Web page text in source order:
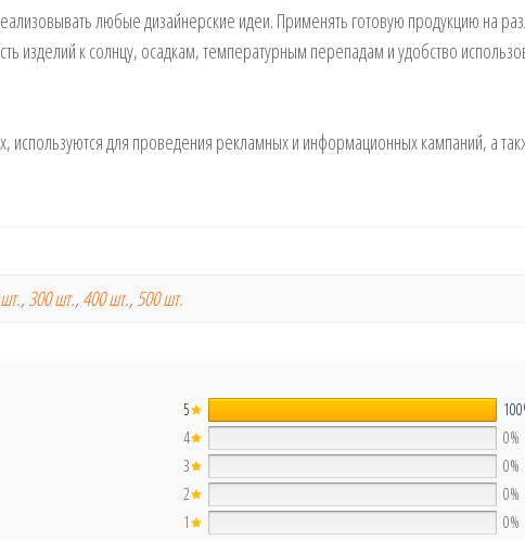
любые дизайнерские идеи. Применять готовую продукцию на
изделий к солнцу, осадкам, температурным перепадам и удобство
используются для проведения рекламных и информационных кампаний, а
, 300 шт., 400 шт., 500 шт.
5
4
0%
3
0%
2
0%
1
0%